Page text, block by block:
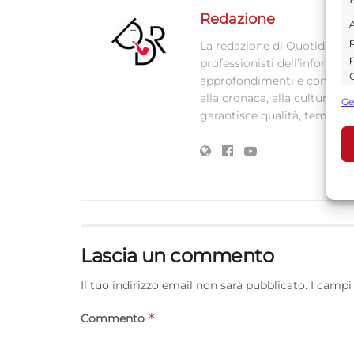
Redazione
La redazione di
professionisti
approfondimenti e
alla cronaca, alla cultura e
garantisce qualità,
Lascia un commento
Il tuo indirizzo email non sarà pubblicato. I
Commento *